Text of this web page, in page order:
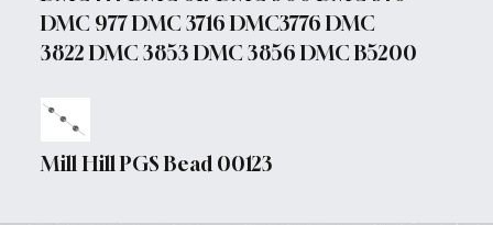
DMC 977 DMC 3716 DMC3776 DMC
3822 DMC 3853 DMC 3856 DMC B5200
Mill Hill PGS Bead 00123